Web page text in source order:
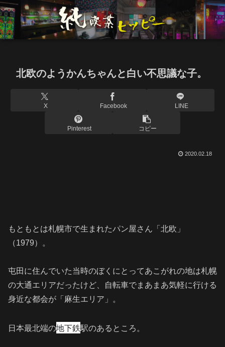
北欧のようかんちゃんと白い不思議な子。
X Facebook LINE
Pinterest コピー
2020.02.18
もともとは札幌市で生まれたパン屋さん「北欧」
（1979）。
屯田に住んでいた当時のぼくにとってあこがれの地は札幌
の大通エリアだったけど、自転車でまあまあ気軽に行ける
身近な都会が「麻生エリア」。
日本最北端の地下鉄駅のあるところ。